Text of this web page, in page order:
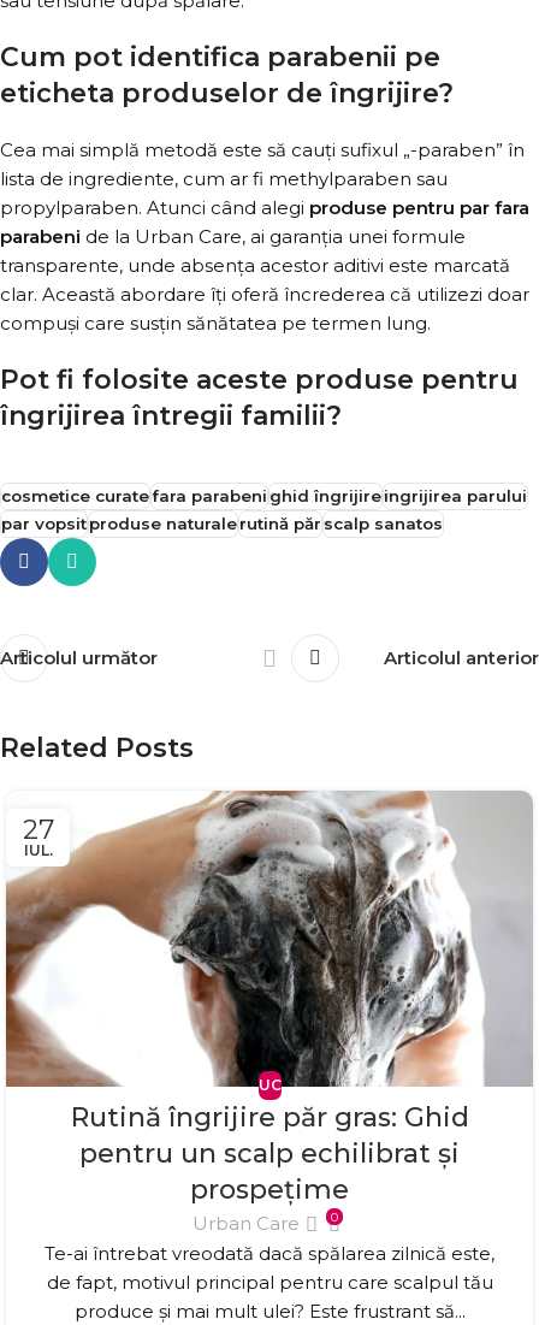
Cum pot identifica parabenii pe
eticheta produselor de îngrijire?
Cea mai simplă metodă este să cauți sufixul „-paraben” în
lista de ingrediente, cum ar fi methylparaben sau
propylparaben. Atunci când alegi produse pentru par fara
parabeni de la Urban Care, ai garanția unei formule
transparente, unde absența acestor aditivi este marcată
clar. Această abordare îți oferă încrederea că utilizezi doar
compuși care susțin sănătatea pe termen lung.
Pot fi folosite aceste produse pentru
îngrijirea întregii familii?
cosmetice curatefara parabenighid îngrijireingrijirea parului
par vopsitproduse naturalerutină părscalp sanatos
Articolul următor Articolul anterior
Related Posts
27
IUL.
UC
Rutină îngrijire păr gras: Ghid
pentru un scalp echilibrat și
prospețime
Urban Care 0
Te-ai întrebat vreodată dacă spălarea zilnică este,
de fapt, motivul principal pentru care scalpul tău
produce și mai mult ulei? Este frustrant să...